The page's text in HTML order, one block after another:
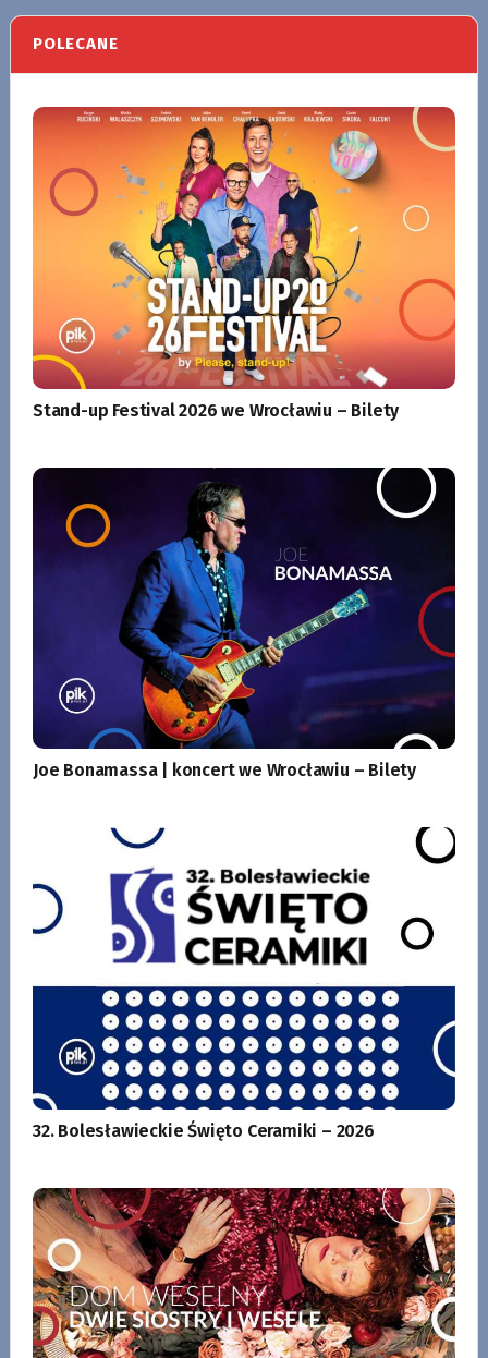
POLECANE
Stand-up Festival 2026 we Wrocławiu – Bilety
Joe Bonamassa | koncert we Wrocławiu – Bilety
32. Bolesławieckie Święto Ceramiki – 2026